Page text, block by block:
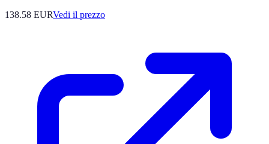
138.58 EURVedi il prezzo